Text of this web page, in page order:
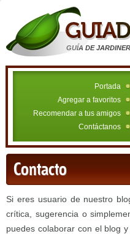
GUÍA DE
Portada
Agregar a favoritos
Recomendar a tus amigos
Contáctanos
Contacto
Si eres usuario de nuestro
crítica, sugerencia o
puedes colaborar con el blog